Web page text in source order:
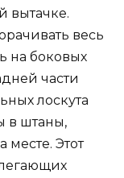
вытачке.
весь
на боковых
части
лоскута
в штаны,
месте. Этот